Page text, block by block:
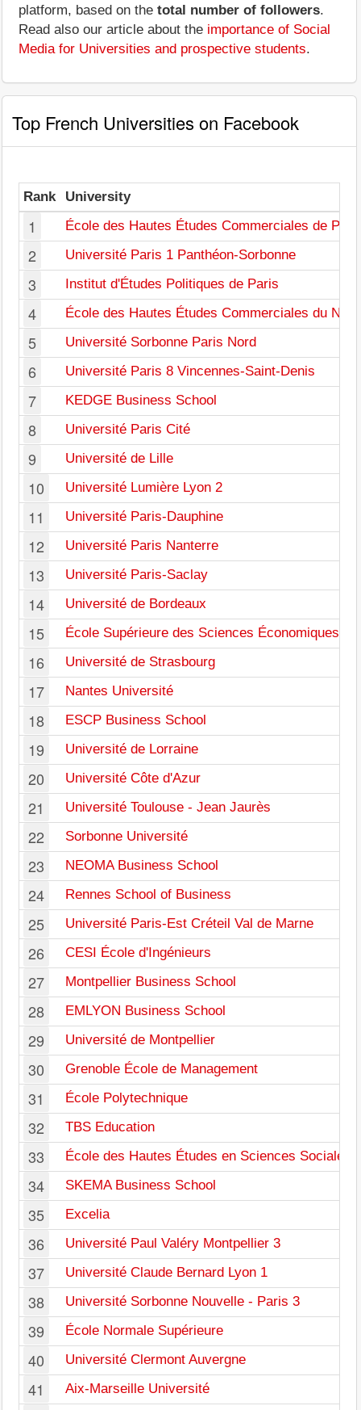
platform, based on the total number of followers.
Read also our article about the importance of Social
Media for Universities and prospective students.
Top French Universities on Facebook
Rank University
1 École des Hautes Études Commerciales de
2 Université Paris 1 Panthéon-Sorbonne
3 Institut d'Études Politiques de Paris
4 École des Hautes Études Commerciales du Nord
5 Université Sorbonne Paris Nord
6 Université Paris 8 Vincennes-Saint-Denis
7 KEDGE Business School
8 Université Paris Cité
9 Université de Lille
10 Université Lumière Lyon 2
11 Université Paris-Dauphine
12 Université Paris Nanterre
13 Université Paris-Saclay
14 Université de Bordeaux
15 École Supérieure des Sciences Économiques et
16 Université de Strasbourg
17 Nantes Université
18 ESCP Business School
19 Université de Lorraine
20 Université Côte d'Azur
21 Université Toulouse - Jean Jaurès
22 Sorbonne Université
23 NEOMA Business School
24 Rennes School of Business
25 Université Paris-Est Créteil Val de Marne
26 CESI École d'Ingénieurs
27 Montpellier Business School
28 EMLYON Business School
29 Université de Montpellier
30 Grenoble École de Management
31 École Polytechnique
32 TBS Education
33 École des Hautes Études en Sciences Sociales
34 SKEMA Business School
35 Excelia
36 Université Paul Valéry Montpellier 3
37 Université Claude Bernard Lyon 1
38 Université Sorbonne Nouvelle - Paris 3
39 École Normale Supérieure
40 Université Clermont Auvergne
41 Aix-Marseille Université